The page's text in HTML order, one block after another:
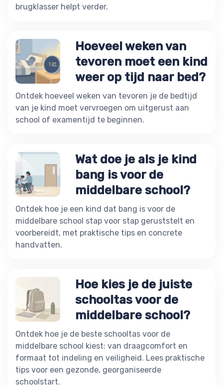
brugklasser helpt verder.
Hoeveel weken van
tevoren moet een kind
weer op tijd naar bed?
Ontdek hoeveel weken van tevoren je de bedtijd
van je kind moet vervroegen om uitgerust aan
school of examentijd te beginnen.
Wat doe je als je kind
bang is voor de
middelbare school?
Ontdek hoe je een kind dat bang is voor de
middelbare school stap voor stap geruststelt en
voorbereidt, met praktische tips en concrete
handvatten.
Hoe kies je de juiste
schooltas voor de
middelbare school?
Ontdek hoe je de beste schooltas voor de
middelbare school kiest: van draagcomfort en
formaat tot indeling en veiligheid. Lees praktische
tips voor een gezonde, georganiseerde
schoolstart.